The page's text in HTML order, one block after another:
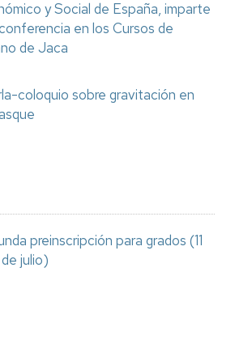
y Social de España, imparte
en los Cursos de
de Jaca
coloquio sobre gravitación en
preinscripción para grados (11
de julio)